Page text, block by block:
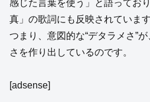
感じた言葉を使う」と語ってお
真」の歌詞にも反映されています
つまり、意図的な“デタラメさ”
さを作り出しているのです。
[adsense]